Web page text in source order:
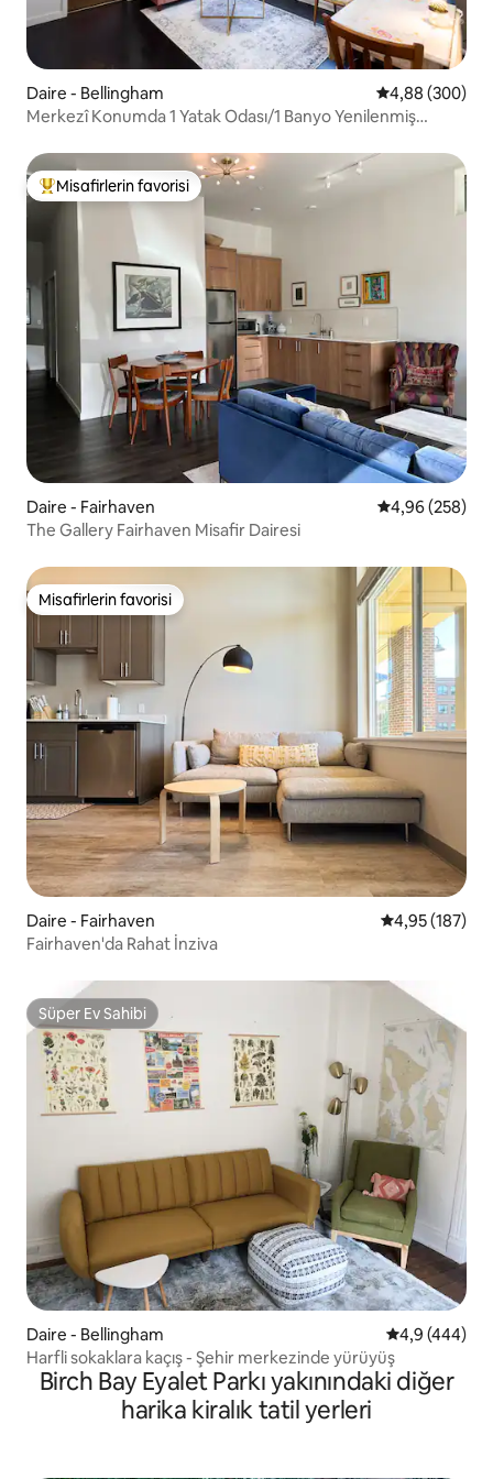
Daire - Bellingham 5 üzerinden
4,88 (300)
Merkezî Konumda 1 Yatak Odası/1 Banyo Yenilenmiş
Misafirlerin favorilerinden en beğenilenler arasında
Misafirlerin favorisi
Daire - Fairhaven 5 üzerinden
4,96 (258)
The Gallery Fairhaven Misafir Dairesi
Misafirlerin favorisi
Misafirlerin favorisi
Daire - Fairhaven 5 üzerinden
4,95 (187)
Fairhaven'da Rahat İnziva
Süper Ev Sahibi
Süper Ev Sahibi
Daire - Bellingham 5 üzerinden
4,9 (444)
Harfli sokaklara kaçış - Şehir merkezinde yürüyüş
Birch Bay Eyalet Parkı yakınındaki diğer
harika kiralık tatil yerleri